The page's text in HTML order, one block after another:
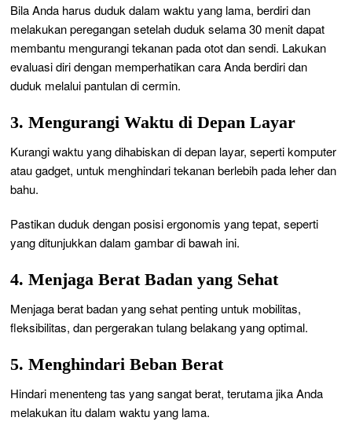
Bila Anda harus duduk dalam waktu yang lama, berdiri dan
melakukan peregangan setelah duduk selama 30 menit dapat
membantu mengurangi tekanan pada otot dan sendi. Lakukan
evaluasi diri dengan memperhatikan cara Anda berdiri dan
duduk melalui pantulan di cermin.
3. Mengurangi Waktu di Depan Layar
Kurangi waktu yang dihabiskan di depan layar, seperti komputer
atau gadget, untuk menghindari tekanan berlebih pada leher dan
bahu.
Pastikan duduk dengan posisi ergonomis yang tepat, seperti
yang ditunjukkan dalam gambar di bawah ini.
4. Menjaga Berat Badan yang Sehat
Menjaga berat badan yang sehat penting untuk mobilitas,
fleksibilitas, dan pergerakan tulang belakang yang optimal.
5. Menghindari Beban Berat
Hindari menenteng tas yang sangat berat, terutama jika Anda
melakukan itu dalam waktu yang lama.